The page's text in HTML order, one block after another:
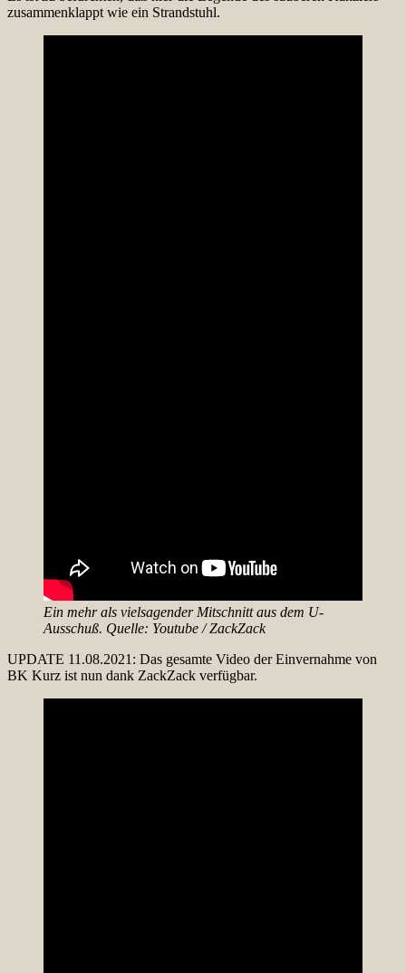
zusammenklappt wie ein Strandstuhl.
Ein mehr als vielsagender Mitschnitt aus dem U-
Ausschuß. Quelle: Youtube / ZackZack
UPDATE 11.08.2021: Das gesamte Video der Einvernahme von
BK Kurz ist nun dank ZackZack verfügbar.